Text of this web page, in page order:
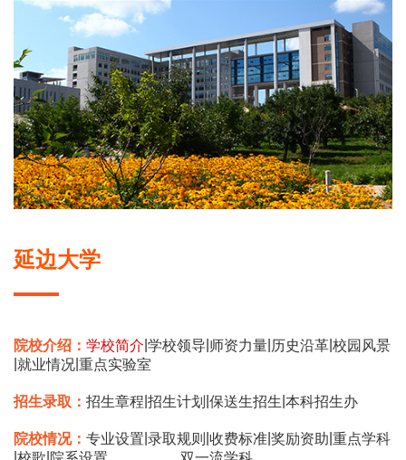
延边大学
院校介绍： 学校简介 学校领导 师资力量 历史沿革 校园风景
就业情况 重点实验室
招生录取： 招生章程 招生计划 保送生招生 本科招生办
院校情况： 专业设置 录取规则 收费标准 奖励资助 重点学科